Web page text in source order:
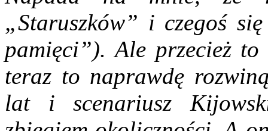
„Staruszków” i czegoś
pamięci”). Ale przecież
teraz to naprawdę
lat i scenariusz